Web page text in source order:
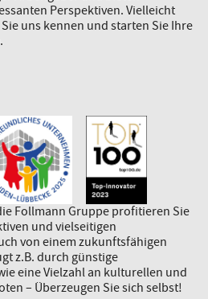
Perspektiven. Vielleicht
uns kennen und starten Sie Ihre
Follmann Gruppe profitieren Sie
und vielseitigen
von einem zukunftsfähigen
z.B. durch günstige
eine Vielzahl an kulturellen und
– Überzeugen Sie sich selbst!